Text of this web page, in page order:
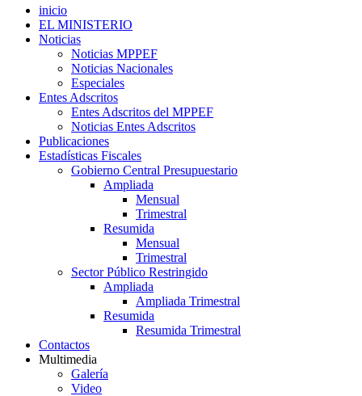
inicio
EL MINISTERIO
Noticias
Noticias MPPEF
Noticias Nacionales
Especiales
Entes Adscritos
Entes Adscritos del MPPEF
Noticias Entes Adscritos
Publicaciones
Estadísticas Fiscales
Gobierno Central Presupuestario
Ampliada
Mensual
Trimestral
Resumida
Mensual
Trimestral
Sector Público Restringido
Ampliada
Ampliada Trimestral
Resumida
Resumida Trimestral
Contactos
Multimedia
Galería
Video